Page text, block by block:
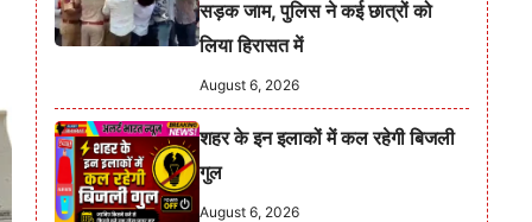
सड़क जाम, पुलिस ने कई छात्रों को
लिया हिरासत में
August 6, 2026
शहर के इन इलाकों में कल रहेगी बिजली
गुल
August 6, 2026